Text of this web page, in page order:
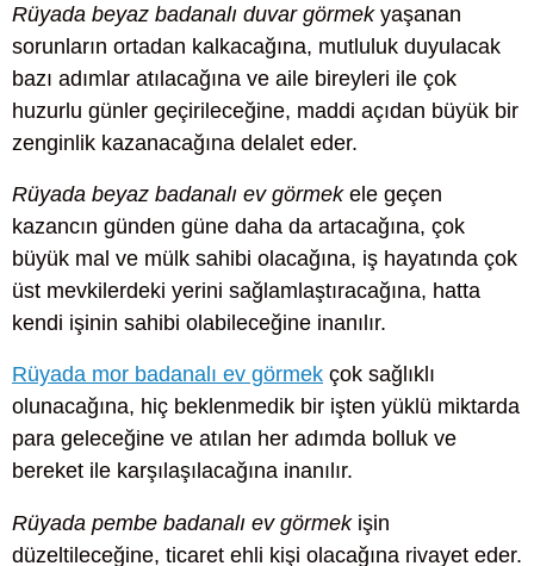
Rüyada beyaz badanalı duvar görmekyaşanan
sorunların ortadan kalkacağına, mutluluk duyulacak
bazı adımlar atılacağına ve aile bireyleri ile çok
huzurlu günler geçirileceğine, maddi açıdan büyük bir
zenginlik kazanacağına delalet eder.
Rüyada beyaz badanalı ev görmekele geçen
kazancın günden güne daha da artacağına, çok
büyük mal ve mülk sahibi olacağına, iş hayatında çok
üst mevkilerdeki yerini sağlamlaştıracağına, hatta
kendi işinin sahibi olabileceğine inanılır.
Rüyada mor badanalı ev görmek çok sağlıklı
olunacağına, hiç beklenmedik bir işten yüklü miktarda
para geleceğine ve atılan her adımda bolluk ve
bereket ile karşılaşılacağına inanılır.
Rüyada pembe badanalı ev görmekişin
düzeltileceğine, ticaret ehli kişi olacağına rivayet eder.